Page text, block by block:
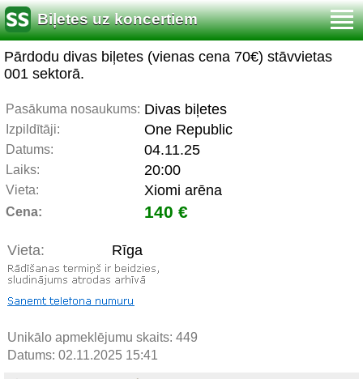
Biļetes uz koncertiem
Pārdodu divas biļetes (vienas cena 70€) stāvvietas
001 sektorā.
Pasākuma nosaukums: Divas biļetes
Izpildītāji: One Republic
Datums: 04.11.25
Laiks: 20:00
Vieta: Xiomi arēna
Cena: 140 €
Vieta: Rīga
Unikālo apmeklējumu skaits: 449
Datums: 02.11.2025 15:41